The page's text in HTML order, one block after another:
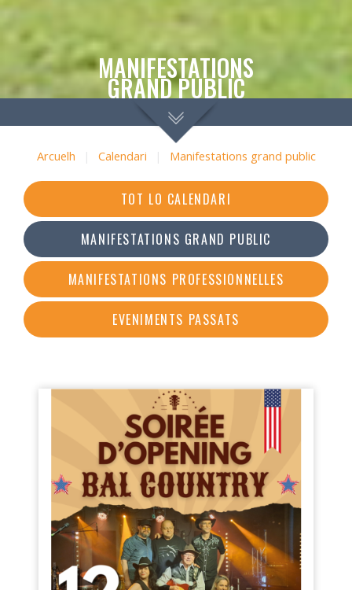
MANIFESTATIONS
GRAND PUBLIC
Arcuelh | Calendari | Manifestations grand public
TOT LO CALENDARI
MANIFESTATIONS GRAND PUBLIC
MANIFESTATIONS PROFESSIONNELLES
EVENIMENTS PASSATS